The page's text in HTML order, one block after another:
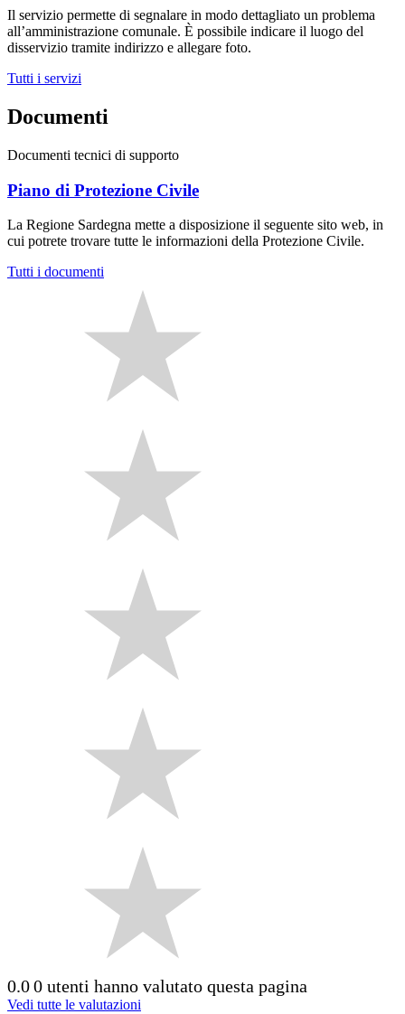
Il servizio permette di segnalare in modo dettagliato un problema
all’amministrazione comunale. È possibile indicare il luogo del
disservizio tramite indirizzo e allegare foto.
Tutti i servizi
Documenti
Documenti tecnici di supporto
Piano di Protezione Civile
La Regione Sardegna mette a disposizione il seguente sito web, in
cui potrete trovare tutte le informazioni della Protezione Civile.
Tutti i documenti
0.00 utenti hanno valutato questa pagina
Vedi tutte le valutazioni